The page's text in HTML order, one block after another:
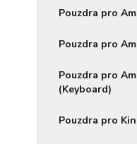
Pouzdra pro
Pouzdra pro
Pouzdra pro
(Keyboard)
Pouzdra pro